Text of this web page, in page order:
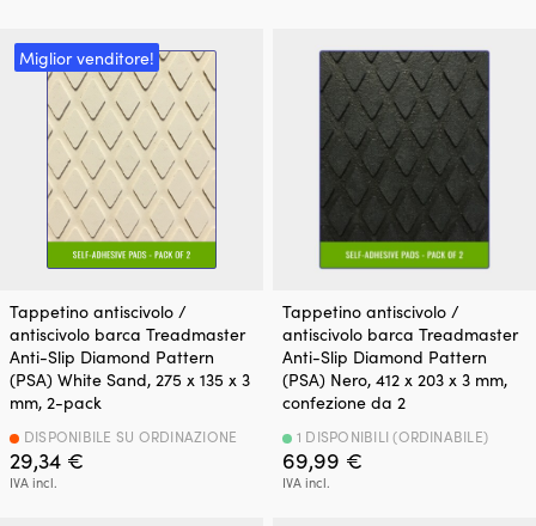
Miglior venditore!
Tappetino antiscivolo /
antiscivolo barca Treadmaster
Anti-Slip Diamond Pattern
(PSA) White Sand, 275 x 135 x 3
mm, 2-pack
29,34 €
IVA incl.
DISPONIBILE SU ORDINAZIONE
Tappetino antiscivolo /
antiscivolo barca Treadmaster
Anti-Slip Diamond Pattern
(PSA) Nero, 412 x 203 x 3 mm,
confezione da 2
69,99 €
IVA incl.
1 DISPONIBILI (ORDINABILE)